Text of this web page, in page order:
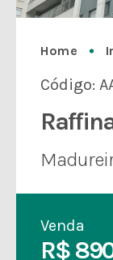
Home
Código:
Venda
R$